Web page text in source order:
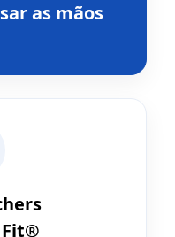
as mãos
Fit®